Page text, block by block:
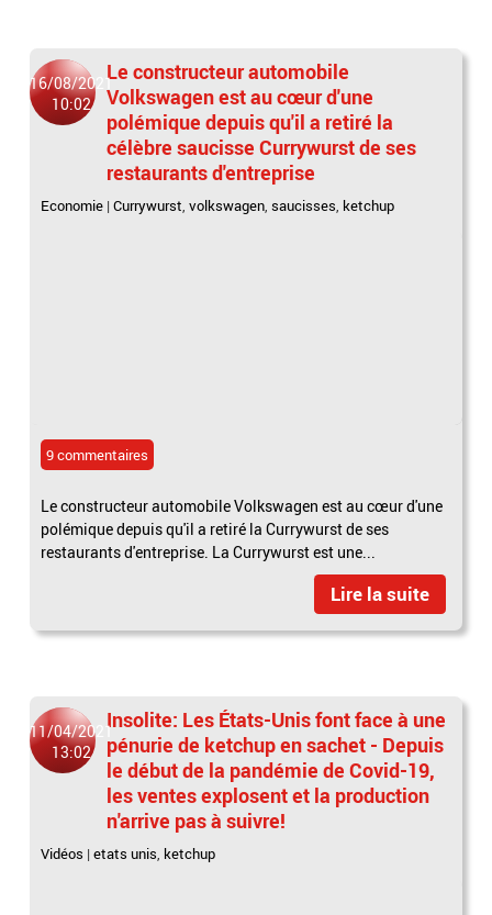
16/08/2021
10:02
Le constructeur automobile
Volkswagen est au cœur d'une
polémique depuis qu'il a retiré la
célèbre saucisse Currywurst de ses
restaurants d'entreprise
Economie |Currywurst,volkswagen,saucisses, ketchup
9 commentaires
Le constructeur automobile Volkswagen est au cœur d'une
polémique depuis qu'il a retiré la Currywurst de ses
restaurants d'entreprise. La Currywurst est une...
Lire la suite
11/04/2021
13:02
Insolite: Les États-Unis font face à une
pénurie de ketchup en sachet - Depuis
le début de la pandémie de Covid-19,
les ventes explosent et la production
n'arrive pas à suivre!
Vidéos |etats unis, ketchup